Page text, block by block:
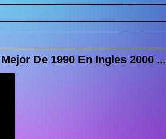
De 1990 En Ingles 2000 ...